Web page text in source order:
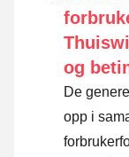
og
De
opp i